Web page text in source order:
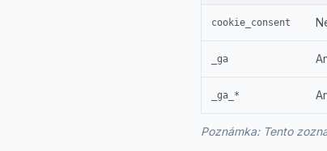
cookie_consent
_ga
_ga_*
Poznámka: Tento